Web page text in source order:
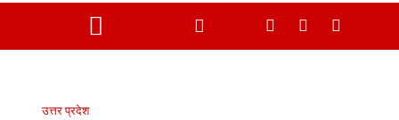
उत्तर प्रदेश